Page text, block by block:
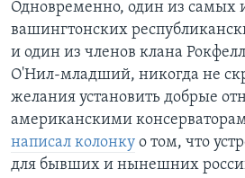
Одновременно, один из самых
вашингтонских
и один из членов клана
О'Нил-младший, никогда не
желания установить добрые
американскими
написал колонку о том, что
для бывших и нынешних